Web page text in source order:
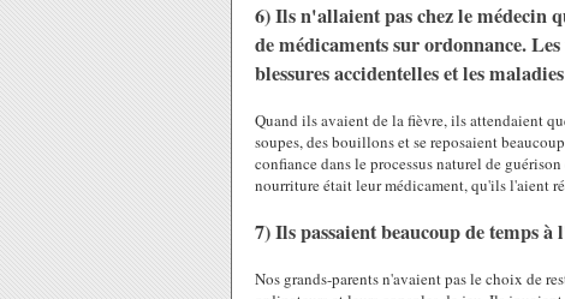
6) Ils n'allaient pas chez le médecin
de médicaments sur ordonnance.
blessures accidentelles et les
Quand ils avaient de la fièvre, ils attendaient
soupes, des bouillons et se reposaient
confiance dans le processus naturel de
nourriture était leur médicament, qu'ils l'aient
7) Ils passaient beaucoup de temps
Nos grands-parents n'avaient pas le choix de